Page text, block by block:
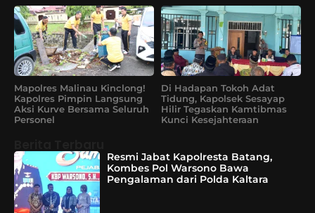
Mapolres Malinau Kinclong!
Kapolres Pimpin Langsung
Aksi Kurve Bersama Seluruh
Personel
Di Hadapan Tokoh Adat
Tidung, Kapolsek Sesayap
Hilir Tegaskan Kamtibmas
Kunci Kesejahteraan
Resmi Jabat Kapolresta Batang,
Kombes Pol Warsono Bawa
Pengalaman dari Polda Kaltara